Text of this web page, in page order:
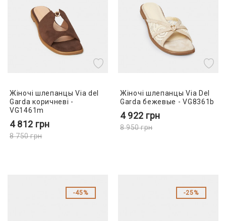
Жіночі шлепанцы Via del
Garda коричневі -
VG1461m
4 812 грн
8 750грн
Жіночі шлепанцы Via Del
Garda бежевые - VG8361b
4 922 грн
8 950грн
45% 25%